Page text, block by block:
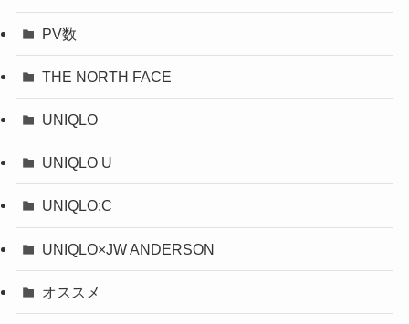
PV数
THE NORTH FACE
UNIQLO
UNIQLO U
UNIQLO:C
UNIQLO×JW ANDERSON
オススメ